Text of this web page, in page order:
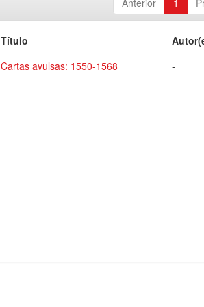
Anterior 1
Título
Cartas avulsas: 1550-1568 -